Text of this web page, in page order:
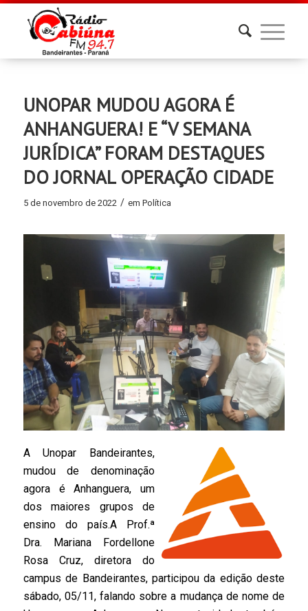
UNOPAR MUDOU AGORA É
ANHANGUERA! E “V SEMANA
JURÍDICA” FORAM DESTAQUES
DO JORNAL OPERAÇÃO CIDADE
5 de novembro de 2022 / em Política
A Unopar Bandeirantes,
mudou de denominação
agora é Anhanguera, um
dos maiores grupos de
ensino do país.A Prof.ª
Dra. Mariana Fordellone
Rosa Cruz, diretora do
campus de Bandeirantes, participou da edição deste
sábado, 05/11, falando sobre a mudança de nome de